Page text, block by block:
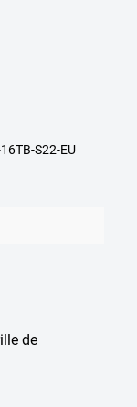
S22-EU